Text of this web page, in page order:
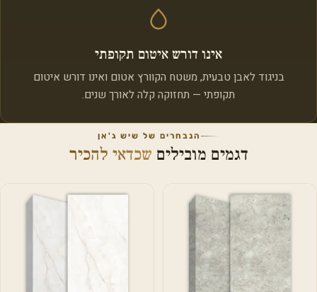
אינו דורש איטום תקופתי
בניגוד לאבן טבעית, משטח הקוורץ אטום ואינו דורש איטום
תקופתי — תחזוקה קלה לאורך שנים.
הנבחרים של שיש ג'אן
דגמים מובילים שכדאי להכיר